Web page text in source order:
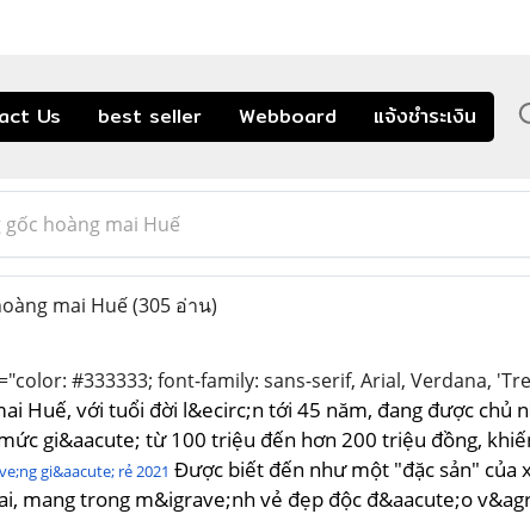
Us best seller Webboard แจ้งชำระเงิน
hoàng mai Huế
mai Huế(305 อ่าน)
#333333; font-family: sans-serif, Arial, Verdana,
Huế, với tuổi đời l&ecirc;n tới 45 năm, đang được chủ
gi&aacute; từ 100 triệu đến hơn 200 triệu đồng,
gi&aacute; rẻ 2021 Được biết đến như một "đặc sản" của
mang trong m&igrave;nh vẻ đẹp độc đ&aacute;o